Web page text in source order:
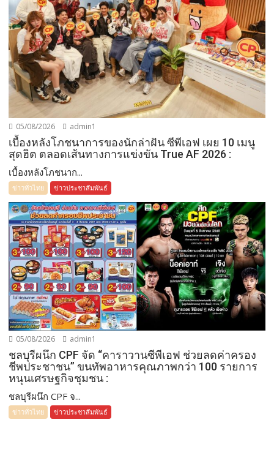
05/08/2026 admin1
เบื้องหลังโภชนาการของนักล่าฝัน ซีพีเอฟ เผย 10 เมนู
สุดฮิต ตลอดเส้นทางการแข่งขัน True AF 2026 :
เบื้องหลังโภชนาก...
ข่าวทั่วไทย ข่าวประชาสัมพันธ์
05/08/2026 admin1
ชลบุรีผนึก CPF จัด “คาราวานซีพีเอฟ ช่วยลดค่าครอง
ชีพประชาชน” ขนทัพอาหารคุณภาพกว่า 100 รายการ
หนุนเศรษฐกิจชุมชน :
ชลบุรีผนึก CPF จ...
ข่าวทั่วไทย ข่าวประชาสัมพันธ์